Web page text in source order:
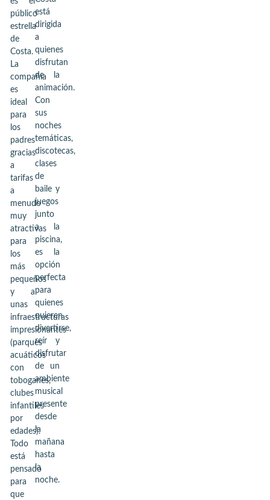
público
estrella
de
Costa.
La
compañía
es
ideal
para
los
padres
gracias
a
tarifas
a
menudo
muy
atractivas
para
los
más
pequeños
y a
unas
infraestructuras
impresionantes
(parques
acuáticos
con
toboganes,
clubes
infantiles
por
edades).
Todo
está
pensado
para
que
está
dirigida
a
quienes
disfrutan
de la
animación.
Con
sus
noches
temáticas,
discotecas,
clases
de
baile y
juegos
junto
a la
piscina,
es la
opción
perfecta
para
quienes
quieren
divertirse,
reír y
disfrutar
de un
ambiente
musical
presente
desde
la
mañana
hasta
la
noche.